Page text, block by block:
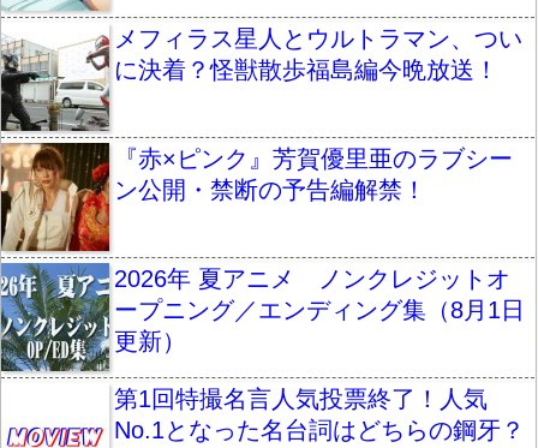
メフィラス星人とウルトラマン、つい
に決着？怪獣散歩福島編今晩放送！
『赤×ピンク』芳賀優里亜のラブシー
ン公開・禁断の予告編解禁！
2026年 夏アニメ ノンクレジットオ
ープニング／エンディング集（8月1日
更新）
第1回特撮名言人気投票終了！人気
No.1となった名台詞はどちらの鋼牙？